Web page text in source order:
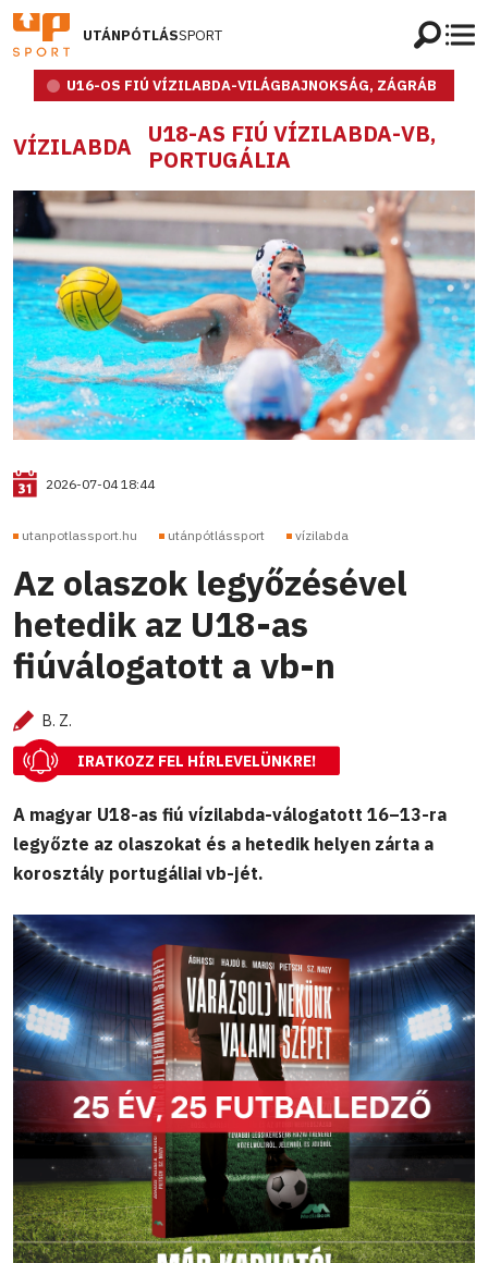
UTÁNPÓTLÁSSPORT
U16-OS FIÚ VÍZILABDA-VILÁGBAJNOKSÁG, ZÁGRÁB
VÍZILABDA U18-AS FIÚ VÍZILABDA-VB,
PORTUGÁLIA
2026-07-04 18:44
utanpotlassport.hu utánpótlássport vízilabda
Az olaszok legyőzésével
hetedik az U18-as
fiúválogatott a vb-n
B. Z.
IRATKOZZ FEL HÍRLEVELÜNKRE!
A magyar U18-as fiú vízilabda-válogatott 16–13-ra
legyőzte az olaszokat és a hetedik helyen zárta a
korosztály portugáliai vb-jét.